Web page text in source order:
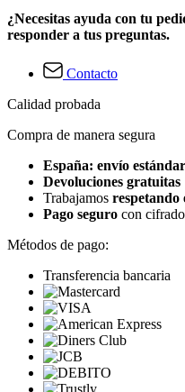
¿Necesitas ayuda con tu
responder a tus preguntas.
Contacto
Calidad probada
Compra de manera segura
España: envío
Devoluciones gratuitas
Trabajamos respetando
Pago seguro con
Métodos de pago:
Transferencia bancaria